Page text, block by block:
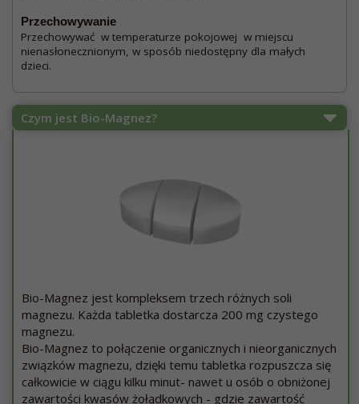
Przechowywanie
Przechowywać w temperaturze pokojowej w miejscu
nienasłonecznionym, w sposób niedostępny dla małych
dzieci.
Czym jest Bio-Magnez?
Bio-Magnez jest kompleksem trzech różnych soli
magnezu. Każda tabletka dostarcza 200 mg czystego
magnezu.
Bio-Magnez to połączenie organicznych i nieorganicznych
związków magnezu, dzięki temu tabletka rozpuszcza się
całkowicie w ciągu kilku minut- nawet u osób o obniżonej
zawartości kwasów żołądkowych - gdzie zawartość